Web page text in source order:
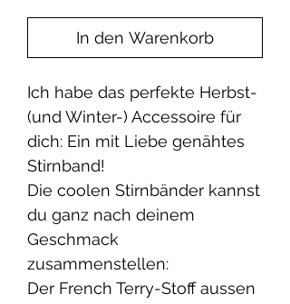
In den Warenkorb
Ich habe das perfekte Herbst-
(und Winter-) Accessoire für
dich: Ein mit Liebe genähtes
Stirnband!
Die coolen Stirnbänder kannst
du ganz nach deinem
Geschmack
zusammenstellen:
Der French Terry-Stoff aussen